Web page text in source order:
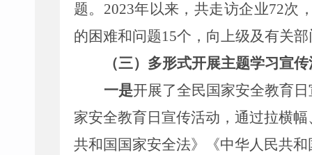
题。 2023年以来，共走访企业72次
的困难和问题15个 ，向上级及有关
（三）多形式开展主题学习宣
一是开展了全民国家安全教育
家安全教育日宣传活动，通过拉横
共和国 国家安全法》《中华人民共和